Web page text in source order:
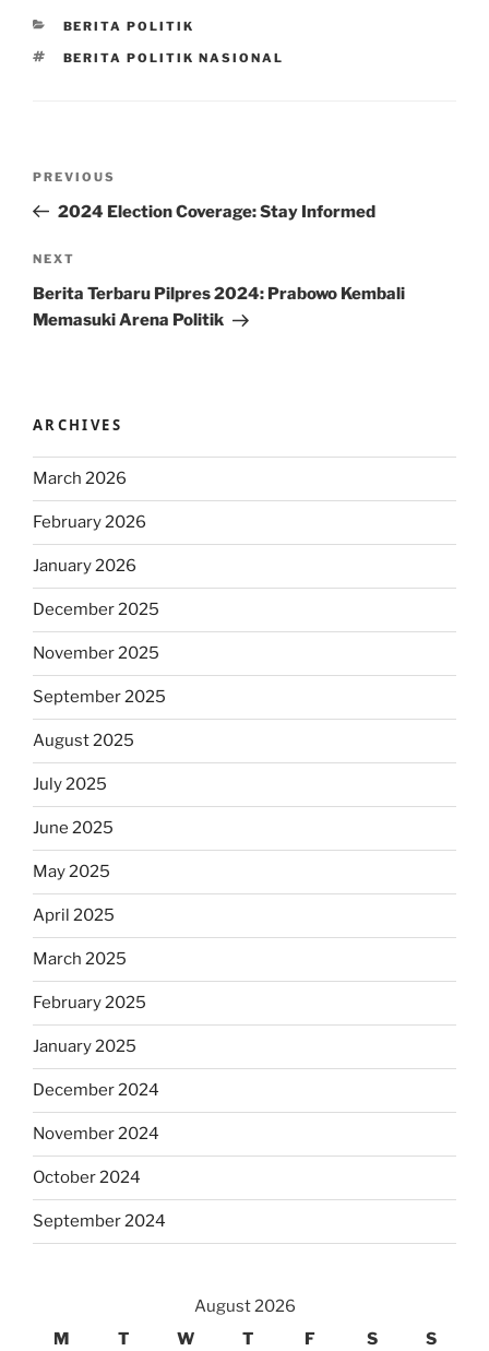
CATEGORIES
BERITA POLITIK
TAGS
BERITA POLITIK NASIONAL
Previous
Post
PREVIOUS
2024 Election Coverage: Stay Informed
Next
Post
NEXT
Berita Terbaru Pilpres 2024: Prabowo Kembali
Memasuki Arena Politik
ARCHIVES
March 2026
February 2026
January 2026
December 2025
November 2025
September 2025
August 2025
July 2025
June 2025
May 2025
April 2025
March 2025
February 2025
January 2025
December 2024
November 2024
October 2024
September 2024
August 2026
M
T W T F S S